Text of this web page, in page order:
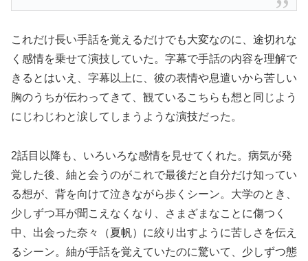
これだけ長い手話を覚えるだけでも大変なのに、途切れな
く感情を乗せて演技していた。字幕で手話の内容を理解で
きるとはいえ、字幕以上に、彼の表情や息遣いから苦しい
胸のうちが伝わってきて、観ているこちらも想と同じよう
にじわじわと涙してしまうような演技だった。
2話目以降も、いろいろな感情を見せてくれた。病気が発
覚した後、紬と会うのがこれで最後だと自分だけ知ってい
る想が、背を向けて泣きながら歩くシーン。大学のとき、
少しずつ耳が聞こえなくなり、さまざまなことに傷つく
中、出会った奈々（夏帆）に絞り出すように苦しさを伝え
るシーン。紬が手話を覚えていたのに驚いて、少しずつ態